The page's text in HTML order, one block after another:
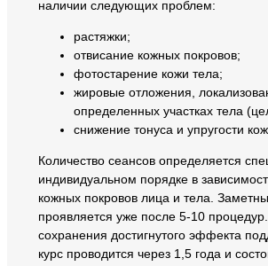
наличии следующих проблем:
растяжки;
отвисание кожных покровов;
фотостарение кожи тела;
жировые отложения,
определенных участках тела
снижение тонуса и упругости
Количество сеансов определяется
индивидуальном порядке в
кожных покровов лица и тела.
проявляется уже после 5-10
сохранения достигнутого эффекта
курс проводится через 1,5 года и